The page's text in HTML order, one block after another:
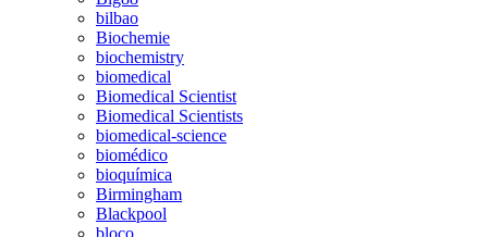
bilbao
Biochemie
biochemistry
biomedical
Biomedical Scientist
Biomedical Scientists
biomedical-science
biomédico
bioquímica
Birmingham
Blackpool
bloco